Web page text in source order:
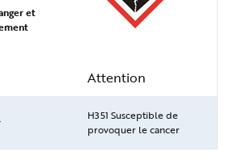
et
Attention
H351 Susceptible de
provoquer le cancer